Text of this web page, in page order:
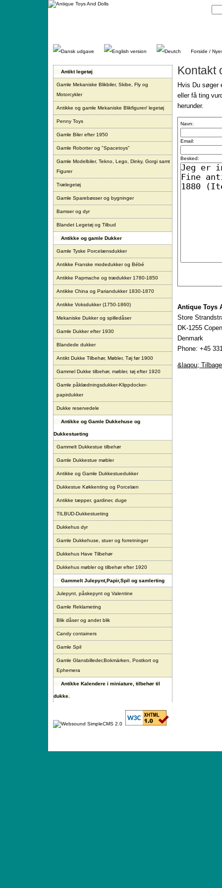
Gå
Forside /
Antikt legetøj
Gamle Mekaniske Blikbiler, Skibe, Fly og
Motorcykler
Antikke og gamle Mekaniske Blikfigurer/ legetøj
Penny Toys
Gamle Biler efter 1950
Gamle Robotter og "Spacetoys"
Gamle Modelbiler, Tekno, Lego, Dinky, Gorgi samt
Figurer
Trælegetøj
Gamle Sparebøsser og bygninger
Bamser og dyr
Blandet Legetøj og Tilbud
Antikke og gamle Dukker
Gamle Tyske Porcelænsdukker
Antikke Franske modedukker og Bébé
Antikke Papmache og trædukker 1780-1850
Antikke China og Pariandukker 1830-1870
Antikke Voksdukker (1750-1860)
Mekaniske Dukker og spilledåser
Gamle Dukker efter 1930
Blandede dukker
Antikt Dukke Tilbehør, Møbler, Tøj før 1900
Gammel Dukke tilbehør, møbler, tøj efter 1920
Gamle påklædningsdukker-Klippdocker-
papirdukker
Dukke reservedele
Antikke og Gamle Dukkehuse og
Dukkestueting
Gammelt Dukkestue tilbehør
Gamle Dukkestue møbler
Antikke og Gamle Dukkestuedukker
Dukkestue Køkkenting og Porcelæn
Antikke tæpper, gardiner, duge
TILBUD-Dukkestueting
Dukkehus dyr
Gamle Dukkehuse, stuer og forretninger
Dukkehus Have Tilbehør
Dukkehus møbler og tilbehør efter 1920
Gammelt Julepynt,Papir,Spil og samlerting
Julepynt, påskepynt og Valentine
Gamle Reklameting
Blik dåser og andet blik
Candy containers
Gamle Spil
Gamle Glansbilleder,Bokmärken, Postkort og
Ephemera
Antikke Kalendere i miniature, tilbehør til
dukke.
Kontakt
Hvis Du
eller få ting
herunder.
Navn:
Email:
Besked:
Antique Toys
Store
DK-1255
Denmark
Phone: +45
&laqou; Tilbage